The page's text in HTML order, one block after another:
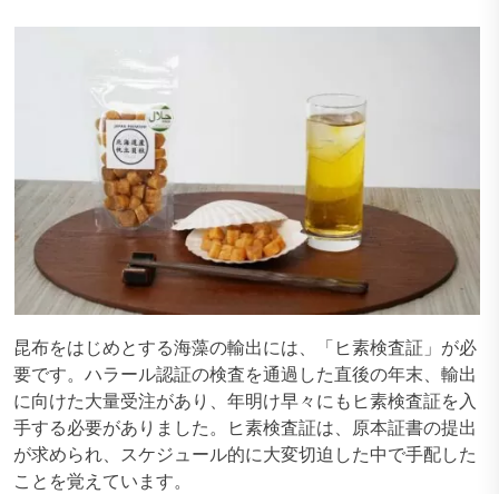
昆布をはじめとする海藻の輸出には、「ヒ素検査証」が必
要です。ハラール認証の検査を通過した直後の年末、輸出
に向けた大量受注があり、年明け早々にもヒ素検査証を入
手する必要がありました。ヒ素検査証は、原本証書の提出
が求められ、スケジュール的に大変切迫した中で手配した
ことを覚えています。